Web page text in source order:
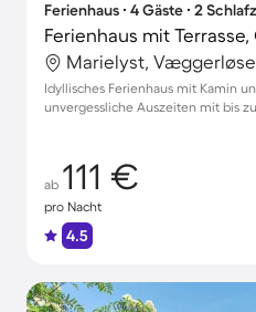
Ferienhaus ∙ 4 Gäste ∙ 2
Ferienhaus mit
Marielyst,
Idyllisches Ferienhaus mit Kamin
unvergessliche Auszeiten mit bis
ab 111 €
pro Nacht
4.5